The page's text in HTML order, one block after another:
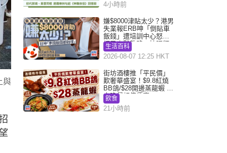
與
4小時前
嫌$8000津貼太少？港男
失業報ERB呻「倒貼車
飯錢」遭培訓中心怒轟
網民幽默教路：揀呢類
課程唔會蝕...
生活百科
2026-08-07 12:25 HKT
街坊酒樓推「平民價」
歎奢華盛宴！$9.8紅燒
BB鴿/$28開邊蒸龍蝦 3
大晚餐超值優惠
飲食
21小時前